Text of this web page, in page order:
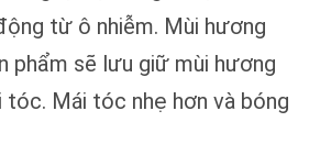
từ ô nhiễm. Mùi hương
phẩm sẽ lưu giữ mùi hương
Mái tóc nhẹ hơn và bóng